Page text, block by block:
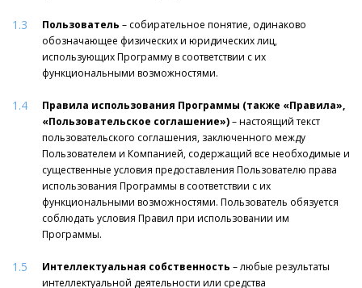
1.3 Пользователь – собирательное понятие, одинаково
обозначающее физических и юридических лиц,
использующих Программу в соответствии с их
функциональными возможностями.
1.4
Правила использования Программы (также «Правила»,
«Пользовательское соглашение»)– настоящий текст
пользовательского соглашения, заключенного между
Пользователем и Компанией, содержащий все необходимые и
существенные условия предоставления Пользователю права
использования Программы в соответствии с их
функциональными возможностями. Пользователь обязуется
соблюдать условия Правил при использовании им
Программы.
1.5 Интеллектуальная собственность – любые результаты
интеллектуальной деятельности или средства